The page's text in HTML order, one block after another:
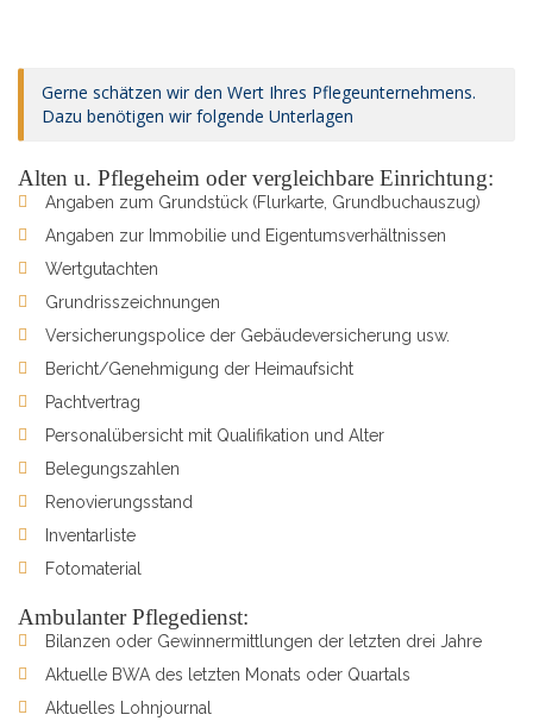
Gerne schätzen wir den Wert Ihres Pflegeunternehmens.
Dazu benötigen wir folgende Unterlagen
Alten u. Pflegeheim oder vergleichbare Einrichtung:
Angaben zum Grundstück (Flurkarte, Grundbuchauszug)
Angaben zur Immobilie und Eigentumsverhältnissen
Wertgutachten
Grundrisszeichnungen
Versicherungspolice der Gebäudeversicherung usw.
Bericht/Genehmigung der Heimaufsicht
Pachtvertrag
Personalübersicht mit Qualifikation und Alter
Belegungszahlen
Renovierungsstand
Inventarliste
Fotomaterial
Ambulanter Pflegedienst:
Bilanzen oder Gewinnermittlungen der letzten drei Jahre
Aktuelle BWA des letzten Monats oder Quartals
Aktuelles Lohnjournal